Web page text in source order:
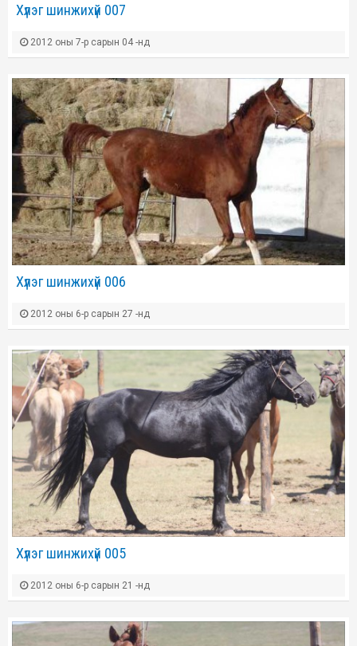
Хүлэг шинжихүй 007
2012 оны 7-р сарын 04 -нд
Хүлэг шинжихүй 006
2012 оны 6-р сарын 27 -нд
Хүлэг шинжихүй 005
2012 оны 6-р сарын 21 -нд